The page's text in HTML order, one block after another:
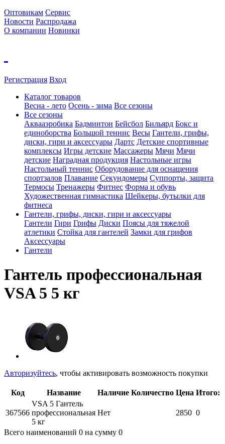
Оптовикам Сервис
Новости Распродажа
О компании Новинки
Регистрация Вход
Каталог товаров
Весна - лето Осень - зима Все сезоны
Все сезоны
Аквааэробика Бадминтон Бейсбол Бильярд Бокс и
единоборства Большой теннис Весы Гантели, грифы,
диски, гири и аксессуары Дартс Детские спортивные
комплексы Игры детские Массажеры Мячи Мячи
детские Наградная продукция Настольные игры
Настольный теннис Оборудование для оснащения
спортзалов Плавание Секундомеры Суппорты, защита
Термосы Тренажеры Фитнес Форма и обувь
Художественная гимнастика Шейкеры, бутылки для
фитнеса
Гантели, грифы, диски, гири и аксессуары
Гантели Гири Грифы Диски Поясы для тяжелой
атлетики Стойка для гантелей Замки для грифов
Аксессуары
Гантели
Гантель профессиональная
VSA 5 5 кг
Авторизуйтесь, чтобы активировать возможность покупки
Код Название Наличие Количество Цена Итого:
367566
VSA 5 Гантель
профессиональная
5 кг
Нет 2850 0
Всего наименований 0 на сумму 0